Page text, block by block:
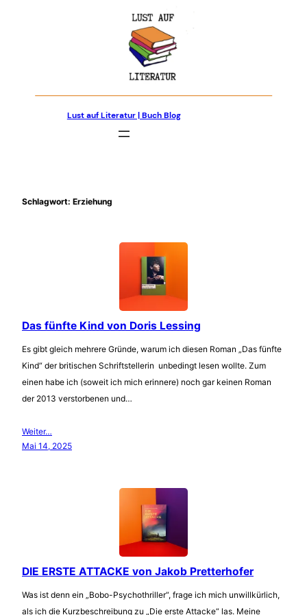
Lust auf Literatur | Buch Blog
Schlagwort: Erziehung
Das fünfte Kind von Doris Lessing
Es gibt gleich mehrere Gründe, warum ich diesen Roman „Das fünfte
Kind“ der britischen Schriftstellerin unbedingt lesen wollte. Zum
einen habe ich (soweit ich mich erinnere) noch gar keinen Roman
der 2013 verstorbenen und…
Weiter…
Mai 14, 2025
DIE ERSTE ATTACKE von Jakob Pretterhofer
Was ist denn ein „Bobo-Psychothriller“, frage ich mich unwillkürlich,
als ich die Kurzbeschreibung zu „Die erste Attacke“ las. Meine